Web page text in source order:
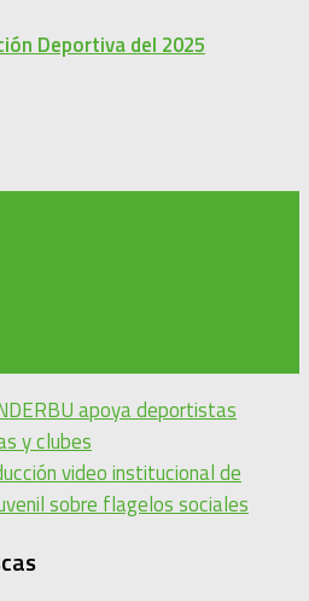
Deportiva del 2025
apoya deportistas
y clubes
video institucional de
sobre flagelos sociales